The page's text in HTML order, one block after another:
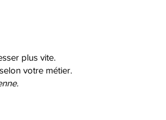
plus vite.
votre métier.